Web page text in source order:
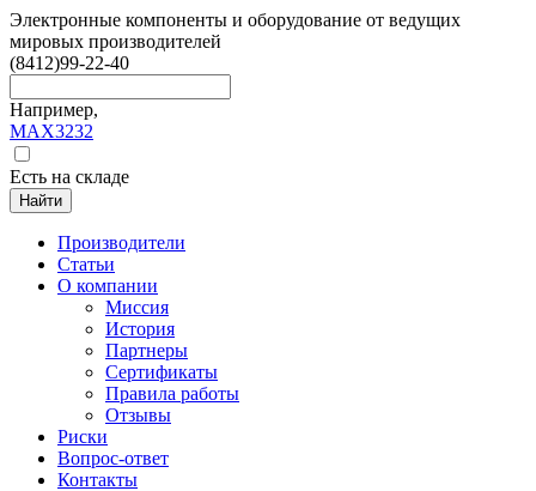
Электронные компоненты и оборудование от ведущих
мировых производителей
(8412)99-22-40
Например,
MAX3232
Есть на складе
Найти
Производители
Статьи
О компании
Миссия
История
Партнеры
Сертификаты
Правила работы
Отзывы
Риски
Вопрос-ответ
Контакты